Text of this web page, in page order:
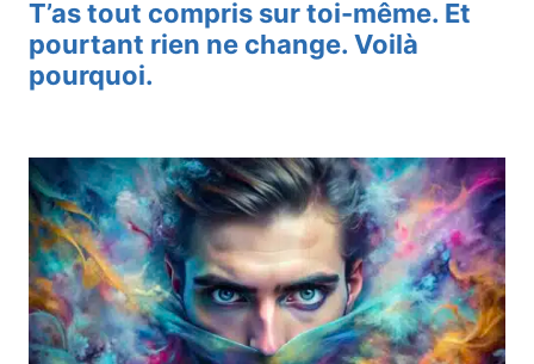
T’as tout compris sur toi-même. Et
pourtant rien ne change. Voilà
pourquoi.